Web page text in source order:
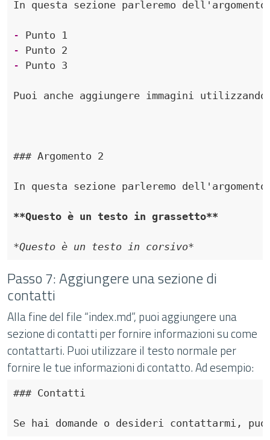
-
-
-
### Argomento 2
**Questo è un testo in grassetto**
*Questo è un testo in corsivo*
Passo 7: Aggiungere una sezione di
contatti
Alla fine del file “index.md”, puoi aggiungere una
sezione di contatti per fornire informazioni su come
contattarti. Puoi utilizzare il testo normale per
fornire le tue informazioni di contatto. Ad esempio:
### Contatti
Se hai domande o desideri contattarmi,